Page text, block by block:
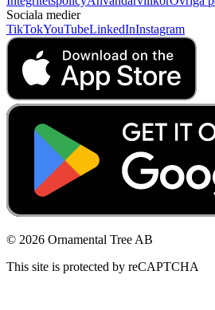
Sociala medier
TikTokYouTubeLinkedInInstagram
© 2026 Ornamental Tree AB
This site is protected by reCAPTCHA